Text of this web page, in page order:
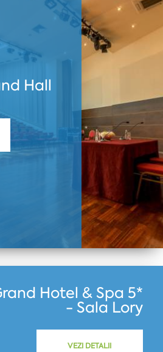
Hall
Hotel & Spa 5*
- Sala Lory
VEZI DETALII